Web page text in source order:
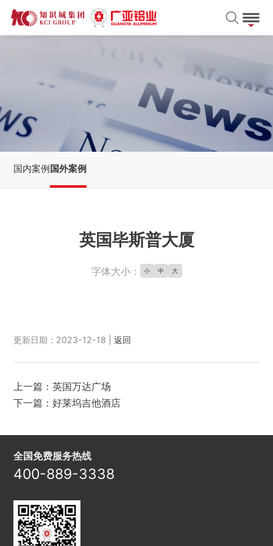
国内案例国外案例
英国毕斯普大厦
字体大小： 小 中 大
更新日期：2023-12-18 |返回
上一篇：英国万达广场
下一篇：好莱坞吉他酒店
全国免费服务热线
400-889-3338